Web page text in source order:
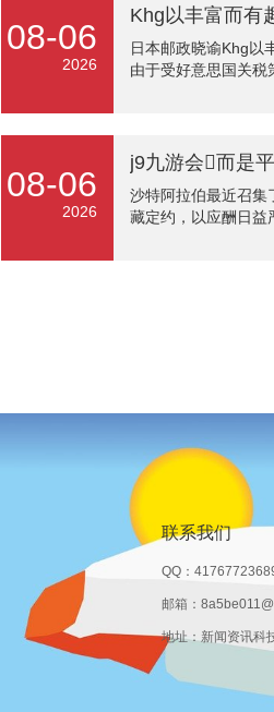
往病院。 运营这架直
公司阐发，坠毁的
机，事发时正在进
访问处已对事故伸开
08-06
2026
日本邮政晓谕Khg以
由于受好意思国关税
08-06
2026
沙特阿拉伯最近召集
藏定约，以应酬日益
举例，阿联酋和阿曼
策的不悦和担忧。阿
联系我们
QQ：
邮箱：
地址：新闻资讯科